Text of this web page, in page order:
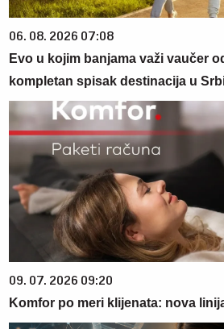
06. 08. 2026 07:08
Evo u kojim banjama važi vaučer
kompletan spisak destinacija u
09. 07. 2026 09:20
Komfor po meri klijenata: nova